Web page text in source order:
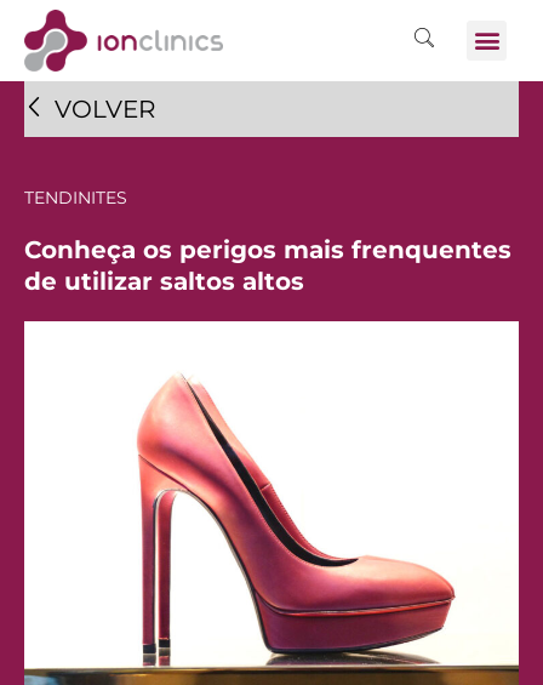
VOLVER
TENDINITES
Conheça os perigos mais frenquentes
de utilizar saltos altos